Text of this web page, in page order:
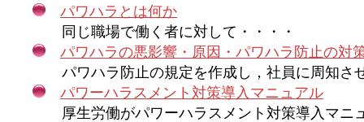
パワハラとは何か
同じ職場で働く者に対して・・・・
パワハラの悪影響・原因・パワハラ防止の対
パワハラ防止の規定を作成し，社員に周知さ
パワーハラスメント対策導入マニュアル
厚生労働がパワーハラスメント対策導入マニ